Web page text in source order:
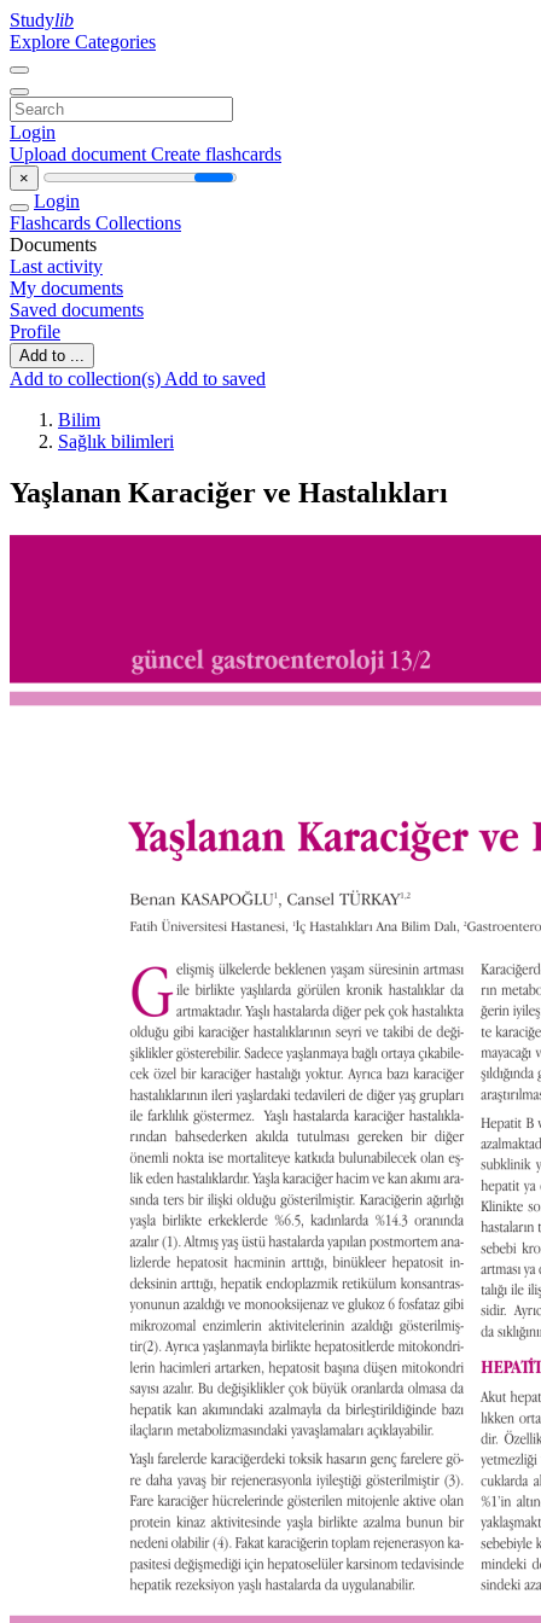
Studylib
Explore Categories
Login
Upload document Create flashcards
×
Login
Flashcards Collections
Documents
Last activity
My documents
Saved documents
Profile
Add to ...
Add to collection(s) Add to saved
Bilim
Sağlık bilimleri
Yaşlanan Karaciğer ve Hastalıkları